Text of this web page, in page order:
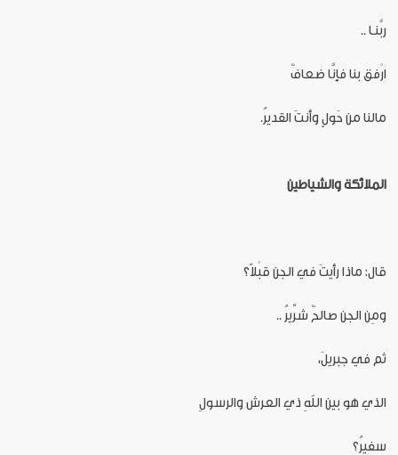
ربَّنـا ..
ارْفق بنا فإنَّا ضعافٌ
مالنا من حَولٍ وأنتَ القديرُ.
الملائكةوالشياطين
قال: ماذا رأيتَ في الجن قبْلاً؟
ومِن الجن صالحٌ شرِّيرُ ..
ثم في جبريلَ،
الذي هو بين اللهِ ذي العرش والرسولِ
سفيرُ؟